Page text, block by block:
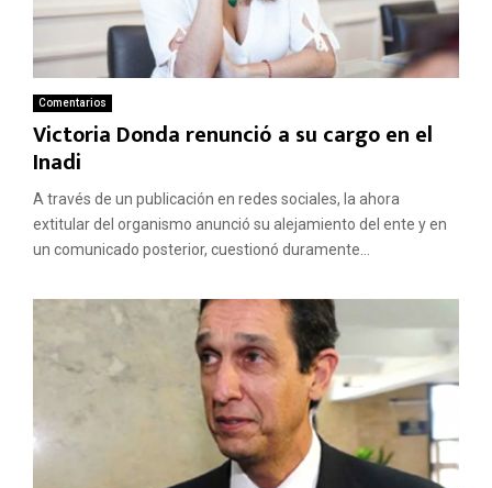
Comentarios
Victoria Donda renunció a su cargo en el
Inadi
A través de un publicación en redes sociales, la ahora
extitular del organismo anunció su alejamiento del ente y en
un comunicado posterior, cuestionó duramente...